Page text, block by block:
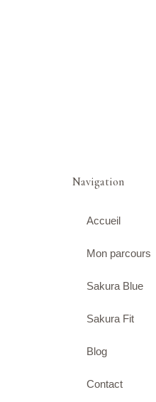
Navigation
Accueil
Mon parcours
Sakura Blue
Sakura Fit
Blog
Contact